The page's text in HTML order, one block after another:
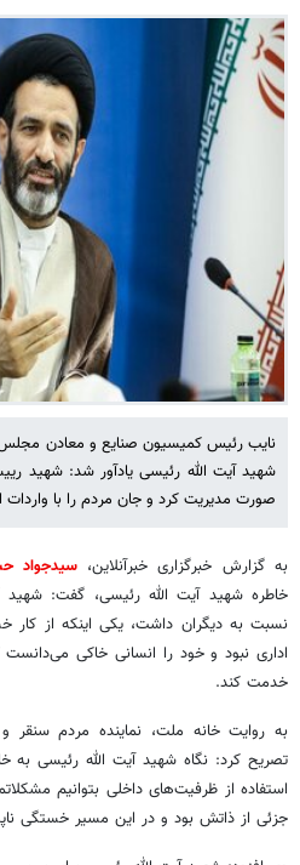
نایب رئیس کمیسیون صنایع و معادن
شهید آیت الله رئیسی یادآور شد: شهید
صورت مدیریت کرد و جان مردم را با واردات
به گزارش خبرگزاری خبرآنلاین،سیدجواد
خاطره شهید آیت الله رئیسی، گفت:
نسبت به دیگران داشت، یکی اینکه از
اداری نبود و خود را انسانی خاکی می‌دانست
خدمت کند.
به روایت خانه ملت، نماینده مردم
تصریح کرد: نگاه شهید آیت الله رئیسی به
استفاده از ظرفیت‌های داخلی بتوانیم
جزئی از ذاتش بود و در این مسیر خستگی